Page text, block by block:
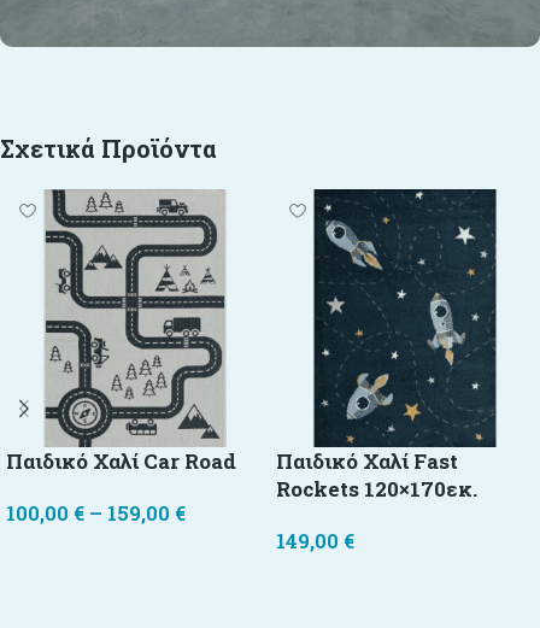
Σχετικά Προϊόντα
Παιδικό Χαλί Car Road
100,00 € – 159,00 €
Παιδικό Χαλί Fast
Rockets 120×170εκ.
149,00 €